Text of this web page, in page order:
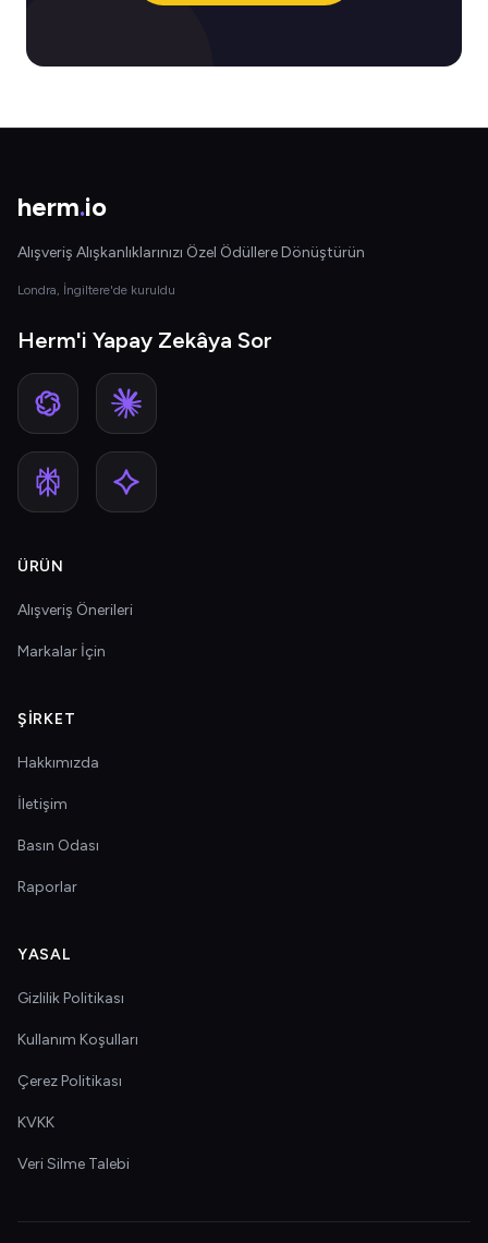
herm.io
Alışveriş Alışkanlıklarınızı Özel Ödüllere Dönüştürün
Londra, İngiltere'de kuruldu
Herm'i Yapay Zekâya Sor
ÜRÜN
Alışveriş Önerileri
Markalar İçin
ŞIRKET
Hakkımızda
İletişim
Basın Odası
Raporlar
YASAL
Gizlilik Politikası
Kullanım Koşulları
Çerez Politikası
KVKK
Veri Silme Talebi